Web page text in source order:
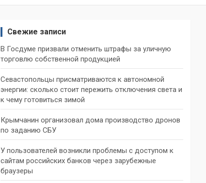
Свежие записи
В Госдуме призвали отменить штрафы за уличную
торговлю собственной продукцией
Севастопольцы присматриваются к автономной
энергии: сколько стоит пережить отключения света и
к чему готовиться зимой
Крымчанин организовал дома производство дронов
по заданию СБУ
У пользователей возникли проблемы с доступом к
сайтам российских банков через зарубежные
браузеры